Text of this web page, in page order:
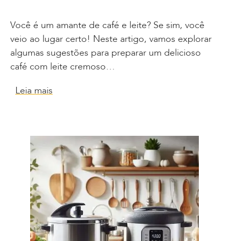
Você é um amante de café e leite? Se sim, você
veio ao lugar certo! Neste artigo, vamos explorar
algumas sugestões para preparar um delicioso
café com leite cremoso…
Leia mais